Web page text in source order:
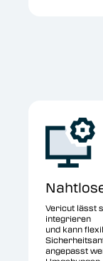
Vericut lässt
integrieren
und kann
angepasst